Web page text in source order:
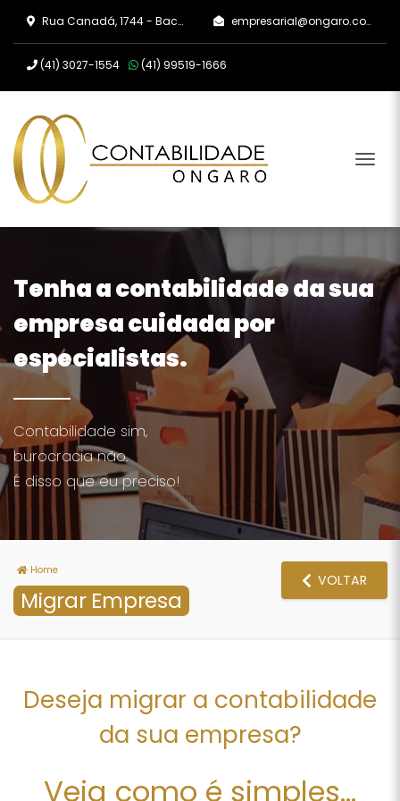
Rua Canadá, 1744 - Bacacheri, Curitiba/PR empresarial@ongaro.com.br
(41) 3027-1554 (41) 99519-1666
Tenha a contabilidade da sua
empresa cuidada por
especialistas.
Contabilidade sim,
burocracia não.
É disso que eu preciso!
Home
Migrar Empresa
VOLTAR
Deseja migrar a contabilidade
da sua empresa?
Veja como é simples...